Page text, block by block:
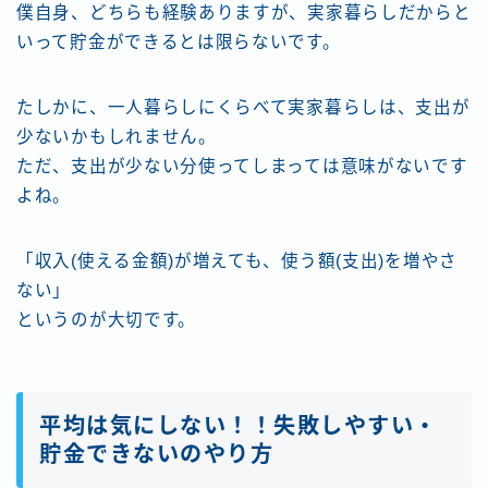
僕自身、どちらも経験ありますが、実家暮らしだからと
いって貯金ができるとは限らないです。
たしかに、一人暮らしにくらべて実家暮らしは、支出が
少ないかもしれません。
ただ、支出が少ない分使ってしまっては意味がないです
よね。
「収入(使える金額)が増えても、使う額(支出)を増やさ
ない」
というのが大切です。
平均は気にしない！！失敗しやすい・
貯金できないのやり方